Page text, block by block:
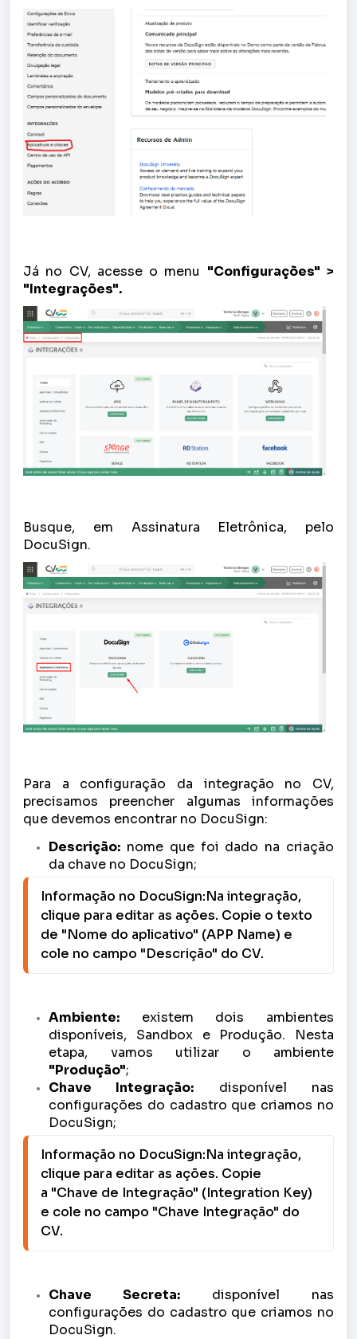
Já no CV, acesse o menu "Configurações" >
"Integrações".
Busque, em Assinatura Eletrônica, pelo
DocuSign.
Para a configuração da integração no CV,
precisamos preencher algumas informações
que devemos encontrar no DocuSign:
Descrição: nome que foi dado na criação
da chave no DocuSign;
Informação no DocuSign:Na integração,
clique para editar as ações. Copie o texto
de "Nome do aplicativo" (APP Name) e
cole no campo "Descrição" do CV.
Ambiente: existem dois ambientes
disponíveis, Sandbox e Produção. Nesta
etapa, vamos utilizar o ambiente
"Produção";
Chave Integração: disponível nas
configurações do cadastro que criamos no
DocuSign;
Informação no DocuSign:Na integração,
clique para editar as ações. Copie
a "Chave de Integração" (Integration Key)
e cole no campo "Chave Integração" do
CV.
Chave Secreta: disponível nas
configurações do cadastro que criamos no
DocuSign.